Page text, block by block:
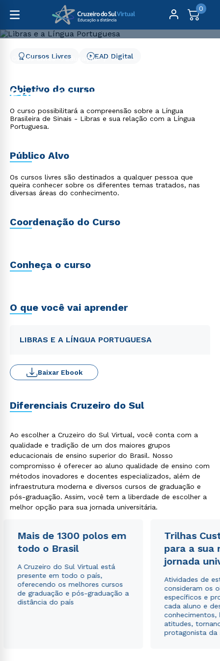
0
Cursos Livres Educação Libras e a Língua Portuguesa
Portuguesa
Cursos Livres EAD Digital
Objetivo do curso
O curso possibilitará a compreensão sobre a Língua
Brasileira de Sinais - Libras e sua relação com a Língua
Portuguesa.
Público Alvo
Os cursos livres são destinados a qualquer pessoa que
queira conhecer sobre os diferentes temas tratados, nas
diversas áreas do conhecimento.
Coordenação do Curso
Conheça o curso
O que você vai aprender
LIBRAS E A LÍNGUA PORTUGUESA
Baixar Ebook
Diferenciais Cruzeiro do Sul
Ao escolher a Cruzeiro do Sul Virtual, você conta com a
qualidade e tradição de um dos maiores grupos
educacionais de ensino superior do Brasil. Nosso
compromisso é oferecer ao aluno qualidade de ensino com
métodos inovadores e docentes especializados, além de
infraestrutura moderna e diversos cursos de graduação e
pós-graduação. Assim, você tem a liberdade de escolher a
melhor opção para sua jornada universitária.
Mais de 1300 polos em
todo o Brasil
A Cruzeiro do Sul Virtual está
presente em todo o país,
oferecendo os melhores cursos
de graduação e pós-graduação a
distância do país
Trilhas
para a sua
jornada
Atividades de
consideram os
específicos e
cada aluno e
conhecimentos,
atitudes,
protagonista da